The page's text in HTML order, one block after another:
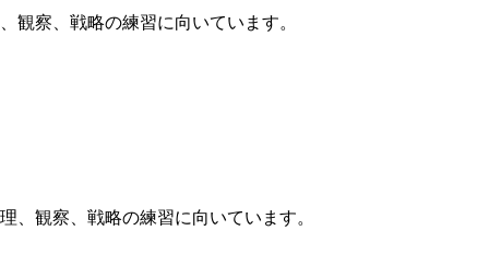
観察、戦略の練習に向いています。
、観察、戦略の練習に向いています。